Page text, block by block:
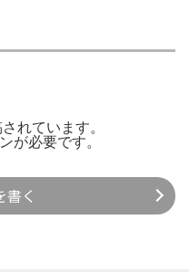
れています。
が必要です。
書く